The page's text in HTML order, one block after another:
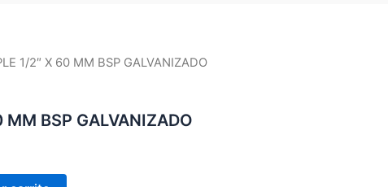
1/2″ X 60 MM BSP GALVANIZADO
MM BSP GALVANIZADO